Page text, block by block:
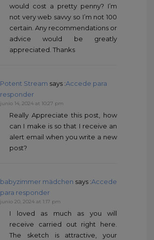
would cost a pretty penny? I’m
not very web savvy so I’m not 100
certain. Any recommendations or
advice would be greatly
appreciated. Thanks
Potent Stream says :Accede para
responder
junio 14, 2024 at 10:27 pm
Really Appreciate this post, how
can I make is so that I receive an
alert email when you write a new
post?
babyzimmer mädchen says :Accede
para responder
junio 20, 2024 at 1:17 pm
I loved as much as you will
receive carried out right here.
The sketch is attractive, your